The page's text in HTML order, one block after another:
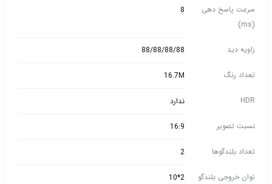
سرعت پاسخ دهی
(ms)
8
زاویه دید 88/88/88/88
تعداد رنگ 16.7M
HDR ندارد
نسبت تصویر 16:9
تعداد بلندگوها 2
توان خروجی بلندگو
2*10